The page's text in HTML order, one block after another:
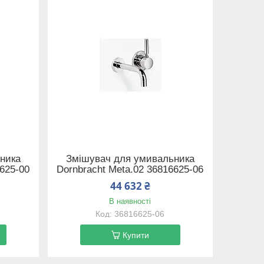
00
Змішувач для умивальника
Dornbracht Meta.02 36816625-06
44 632 ₴
В наявності
36816625-06
Купити